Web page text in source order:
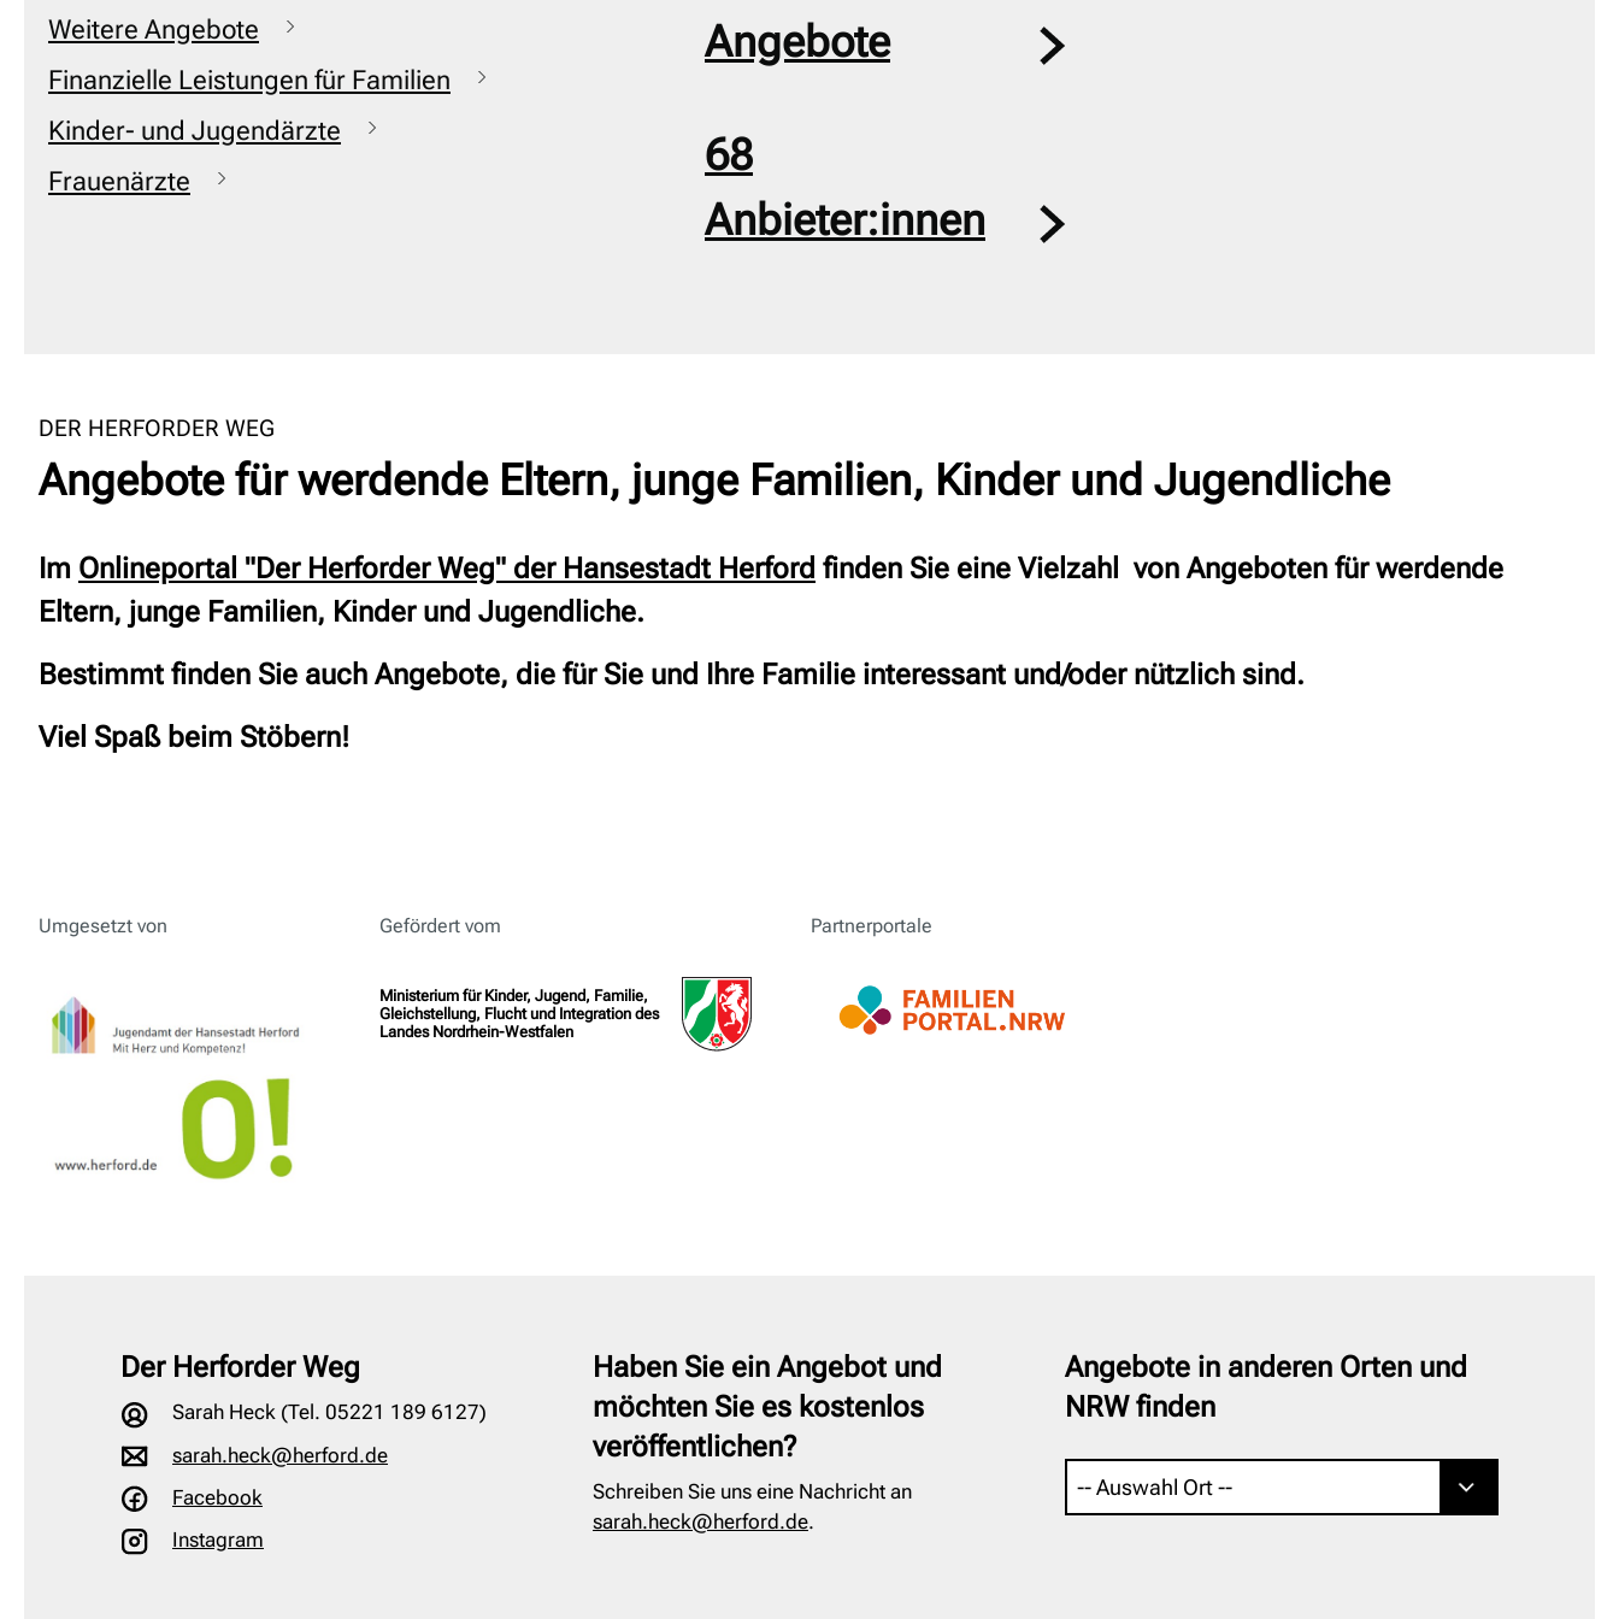
Weitere Angebote
Finanzielle Leistungen für Familien
Kinder- und Jugendärzte
Frauenärzte
Angebote
68
Anbieter:innen
DER HERFORDER WEG
Angebote für werdende Eltern, junge Familien, Kinder und Jugendliche
Im Onlineportal "Der Herforder Weg" der Hansestadt Herford finden Sie eine Vielzahl von Angeboten für werdende
Eltern, junge Familien, Kinder und Jugendliche.
Bestimmt finden Sie auch Angebote, die für Sie und Ihre Familie interessant und/oder nützlich sind.
Viel Spaß beim Stöbern!
Umgesetzt von Gefördert vom
Ministerium für Kinder, Jugend, Familie,
Gleichstellung, Flucht und Integration des
Landes Nordrhein-Westfalen
Partnerportale
Der Herforder Weg
Sarah Heck (Tel. 05221 189 6127)
sarah.heck@herford.de
Facebook
Instagram
Haben Sie ein Angebot und
möchten Sie es kostenlos
veröffentlichen?
Schreiben Sie uns eine Nachricht an
sarah.heck@herford.de.
Angebote in anderen Orten und
NRW finden